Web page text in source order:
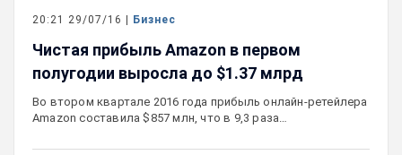
20:21 29/07/16 | Бизнес
Чистая прибыль Amazon в первом
полугодии выросла до $1.37 млрд
Во втором квартале 2016 года прибыль онлайн-ретейлера
Amazon составила $857 млн, что в 9,3 раза…